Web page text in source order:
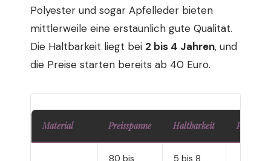
Polyester und sogar Apfelleder bieten
mittlerweile eine erstaunlich gute Qualität.
Die Haltbarkeit liegt bei 2 bis 4 Jahren, und
die Preise starten bereits ab 40 Euro.
Material Preisspanne Haltbarkeit
80 bis
5 bis 8